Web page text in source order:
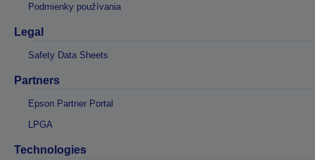
Podmienky používania
Legal
Safety Data Sheets
Partners
Epson Partner Portal
LPGA
Technologies